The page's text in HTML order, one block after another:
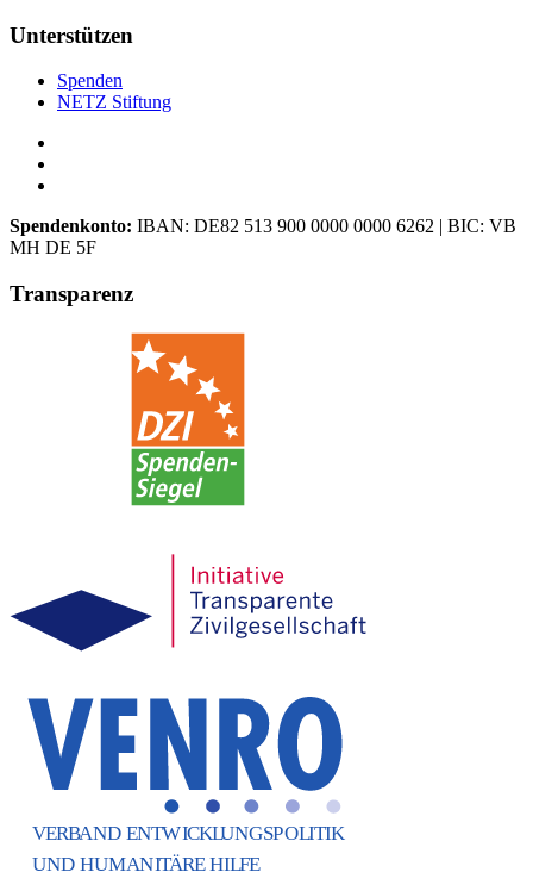
Unterstützen
Spenden
NETZ Stiftung
Spendenkonto: IBAN: DE82 513 900 0000 0000 6262 | BIC: VB
MH DE 5F
Transparenz